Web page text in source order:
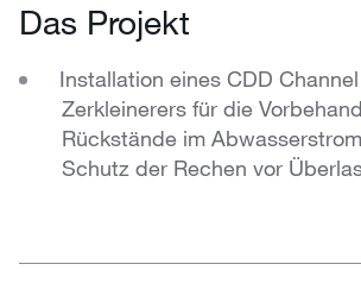
Das Projekt
Installation eines CDD
Zerkleinerers für die
Rückstände im
Schutz der Rechen vor